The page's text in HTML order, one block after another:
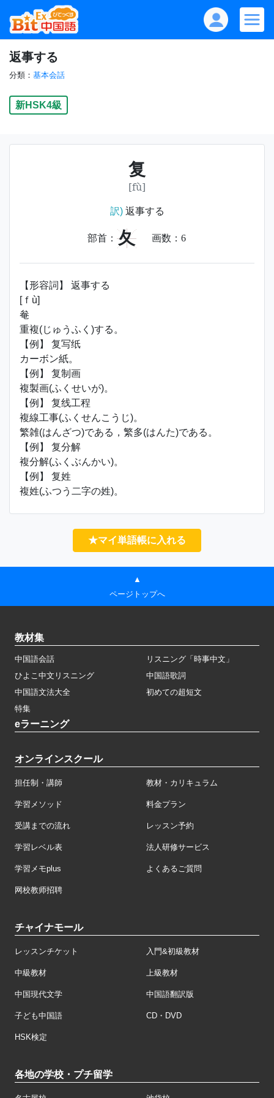
返事する
分類： 基本会話
新HSK4級
复
[fù]
訳)返事する
部首： 夂 画数： 6
【形容詞】 返事する
[ｆù]
奙
重複(じゅうふく)する。
【例】 复写纸
カーボン紙。
【例】 复制画
複製画(ふくせいが)。
【例】 复线工程
複線工事(ふくせんこうじ)。
繁雑(はんざつ)である，繁多(はんた)である。
【例】 复分解
複分解(ふくぶんかい)。
【例】 复姓
複姓(ふつう二字の姓)。
★マイ単語帳に入れる
▲
ページトップへ
教材集
中国語会話
リスニング「時事中文」
ひよこ中文リスニング
中国語歌詞
中国語文法大全
初めての超短文
特集
eラーニング
オンラインスクール
担任制・講師 教材・カリキュラム
学習メソッド 料金プラン
受講までの流れ レッスン予約
学習レベル表 法人研修サービス
学習メモplus よくあるご質問
网校教师招聘
チャイナモール
レッスンチケット 入門&初級教材
中級教材 上級教材
中国現代文学 中国語翻訳版
子ども中国語 CD・DVD
HSK検定
各地の学校・プチ留学